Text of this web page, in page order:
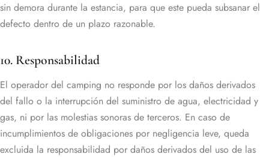
sin demora durante la estancia, para que este pueda subsanar el
defecto dentro de un plazo razonable.
10. Responsabilidad
El operador del camping no responde por los daños derivados
del fallo o la interrupción del suministro de agua, electricidad y
gas, ni por las molestias sonoras de terceros. En caso de
incumplimientos de obligaciones por negligencia leve, queda
excluida la responsabilidad por daños derivados del uso de las